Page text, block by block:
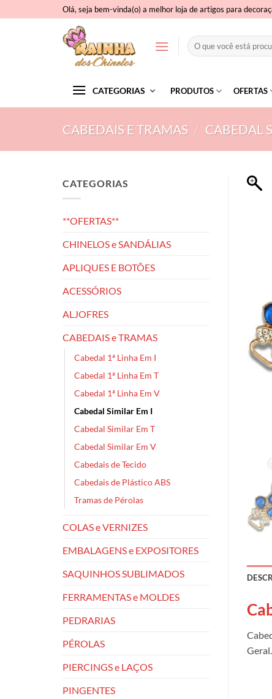
to
Olá, seja bem-vinda(o) a melhor loja de artigos para
Pesquisar
por:
CATEGORIAS PRODUTOS OFERTAS
CABEDAIS E TRAMAS / CABEDAL
CATEGORIAS
**OFERTAS**
CHINELOS e SANDÁLIAS
APLIQUES E BOTÕES
ACESSÓRIOS
ALJOFRES
CABEDAIS e TRAMAS
Cabedal 1ª Linha Em I
Cabedal 1ª Linha Em T
Cabedal 1ª Linha Em V
Cabedal Similar Em I
Cabedal Similar Em T
Cabedal Similar Em V
Cabedais de Tecido
Cabedais de Plástico ABS
Tramas de Pérolas
COLAS e VERNIZES
EMBALAGENS e EXPOSITORES
SAQUINHOS SUBLIMADOS
FERRAMENTAS e MOLDES
PEDRARIAS
PÉROLAS
PIERCINGS e LAÇOS
PINGENTES